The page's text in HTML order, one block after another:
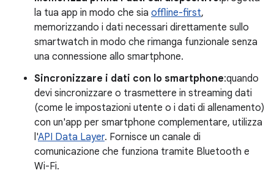
la tua app in modo che sia offline-first,
memorizzando i dati necessari direttamente sullo
smartwatch in modo che rimanga funzionale senza
una connessione allo smartphone.
Sincronizzare i dati con lo smartphone:quando
devi sincronizzare o trasmettere in streaming dati
(come le impostazioni utente o i dati di allenamento)
con un'app per smartphone complementare, utilizza
l'API Data Layer. Fornisce un canale di
comunicazione che funziona tramite Bluetooth e
Wi-Fi.